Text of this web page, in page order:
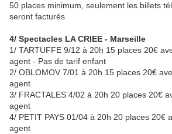
50 places minimum, seulement les billets
seront facturés
4/ Spectacles LA CRIEE - Marseille
1/ TARTUFFE 9/12 à 20h 15 places 20€
agent - Pas de tarif enfant
2/ OBLOMOV 7/01 à 20h 15 places 20€
agent
3/ FRACTALES 4/02 à 20h 20 places 20€
agent
4/ PETIT PAYS 01/04 à 20h 20 places 20€
agent